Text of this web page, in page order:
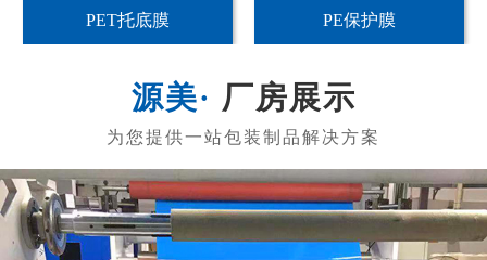
PET托底膜 PE保护膜
厂房展示